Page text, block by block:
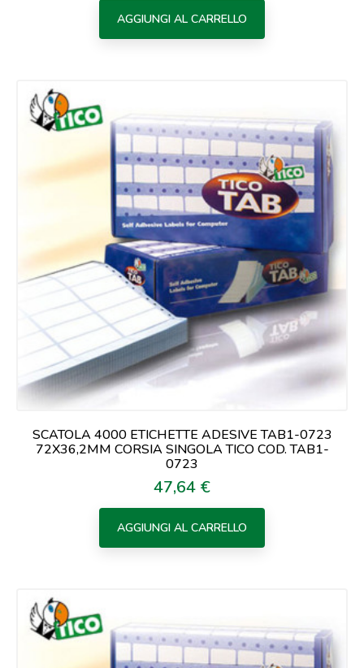
AGGIUNGI AL CARRELLO
SCATOLA 4000 ETICHETTE ADESIVE TAB1-0723
72X36,2MM CORSIA SINGOLA TICO COD. TAB1-
0723
Prezzo
47,64 €
AGGIUNGI AL CARRELLO